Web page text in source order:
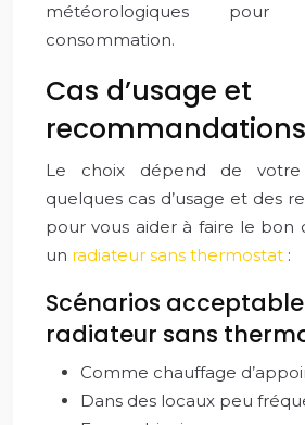
météorologiques
consommation.
Cas d’usage et
recommandations
Le choix dépend de votre
quelques cas d’usage et des
pour vous aider à faire le bon
un radiateur sans thermostat :
Scénarios
radiateur sans
Comme chauffage
Dans des locaux peu